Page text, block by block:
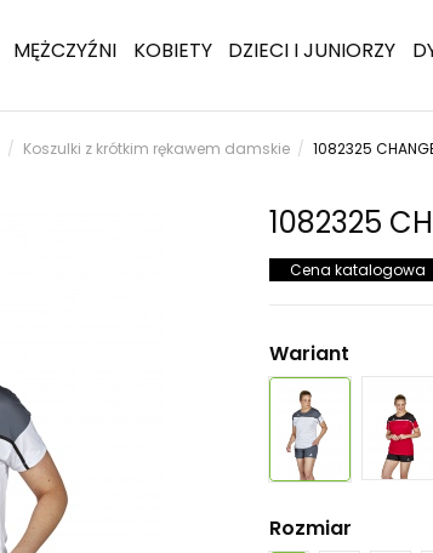
MĘŻCZYŹNI KOBIETY DZIECI I JUNIORZY
Koszulki z krótkim rękawem damskie 1082325
1082325
Cena katalogowa
Wariant
Rozmiar